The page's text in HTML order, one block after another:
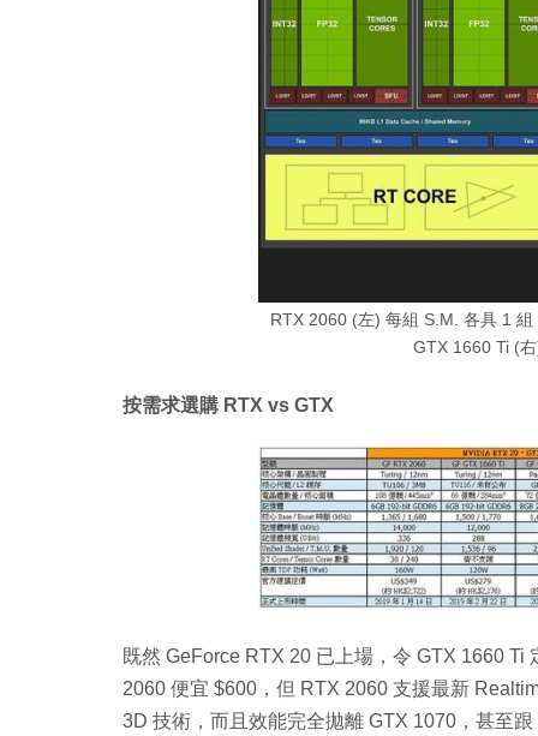
RTX 2060 (左) 每組 S.M. 各具 1
GTX 1660 Ti (
按需求選購 RTX vs GTX
既然 GeForce RTX 20 已上場，令 GTX 1660
2060 便宜 $600，但 RTX 2060 支援最新
3D 技術，而且效能完全拋離 GTX 1070，甚至